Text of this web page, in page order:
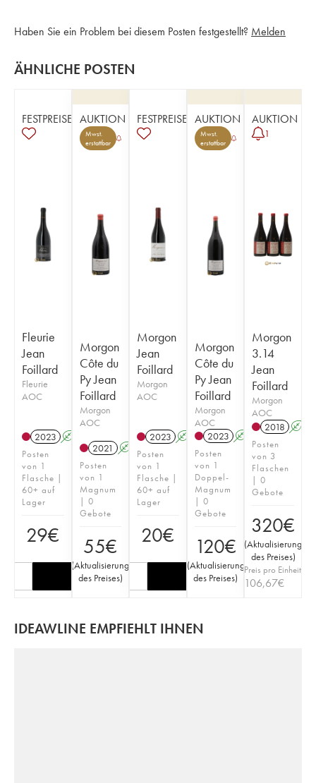
Haben Sie ein Problem bei diesem Posten festgestellt? Melden
ÄHNLICHE POSTEN
FESTPREISE
Fleurie
Jean
Foillard
Fleurie
AOC
2023 A
Posten
von 1
Flasche |
60+ auf
Lager
29€
AUKTION
Mwst.
erstattbar
Morgon
Côte du
Py Jean
Foillard
Morgon
AOC
2021 A K
Posten
von 1
Magnum
| 0
Gebote
55€
(Aktualisierung
des Preises)
FESTPREISE
Morgon
Jean
Foillard
Morgon
AOC
2023 A K
Posten
von 1
Flasche |
60+ auf
Lager
20€
AUKTION
Mwst.
erstattbar
Morgon
Côte du
Py Jean
Foillard
Morgon
AOC
2023 A
Posten
von 1
Doppel-
Magnum
| 0
Gebote
120€
(Aktualisierung
des Preises)
AUKTION
1
Morgon
3.14
Jean
Foillard
Morgon
AOC
2018 A
Posten
von 3
Flaschen
| 0
Gebote
320€
(Aktualisierung
des Preises)
Preis pro Einheit
106,67€
IDEAWLINE EMPFIEHLT IHNEN